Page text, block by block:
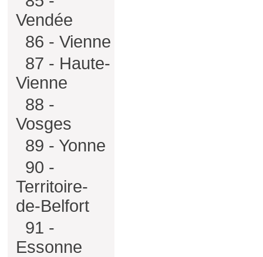
Vendée
86 - Vienne
87 - Haute-
Vienne
88 -
Vosges
89 - Yonne
90 -
Territoire-
de-Belfort
91 -
Essonne